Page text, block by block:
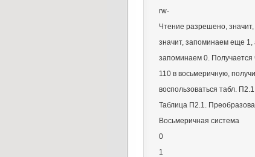
rw-
Чтение разрешено,
значит, запоминаем еще
запоминаем 0. Получается
110 в восьмеричную,
воспользоваться табл.
Таблица П2.1.
Восьмеричная система
0
1